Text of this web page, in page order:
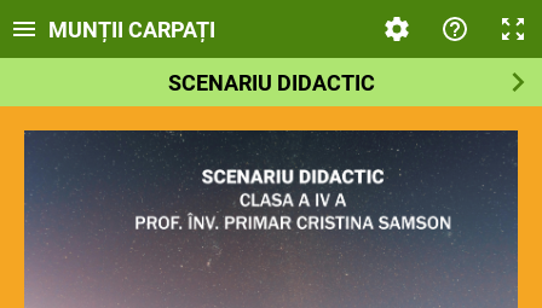
MUNȚII CARPAȚI
SCENARIU DIDACTIC